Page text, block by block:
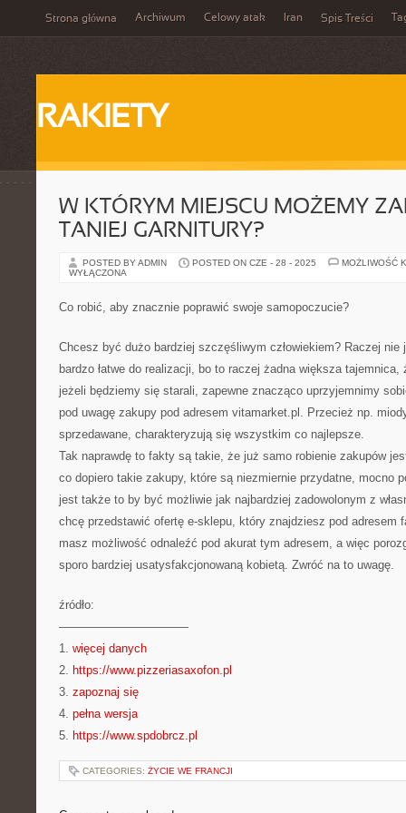
Strona główna Archiwum Celowy atak Iran Spis Treści
RAKIETY
W KTÓRYM MIEJSCU MOŻEMY
TANIEJ GARNITURY?
POSTED BY ADMIN POSTED ON CZE - 28 - 2025
MOŻLIWOŚĆ
WYŁĄCZONA
Co robić, aby znacznie poprawić swoje samopoczucie?
Chcesz być dużo bardziej szczęśliwym człowiekiem? Raczej nie
bardzo łatwe do realizacji, bo to raczej żadna większa
jeżeli będziemy się starali, zapewne znacząco uprzyjemnimy
pod uwagę zakupy pod adresem vitamarket.pl. Przecież np.
sprzedawane, charakteryzują się wszystkim co najlepsze.
Tak naprawdę to fakty są takie, że już samo robienie zakupów
co dopiero takie zakupy, które są niezmiernie przydatne, mocno
jest także to by być możliwie jak najbardziej zadowolonym z
chcę przedstawić ofertę e-sklepu, który znajdziesz pod adresem
masz możliwość odnaleźć pod akurat tym adresem, a więc
sporo bardziej usatysfakcjonowaną kobietą. Zwróć na to uwagę.
źródło:
———————————
1. więcej danych
2. https://www.pizzeriasaxofon.pl
3. zapoznaj się
4. pełna wersja
5. https://www.spdobrcz.pl
CATEGORIES: ŻYCIE WE FRANCJI